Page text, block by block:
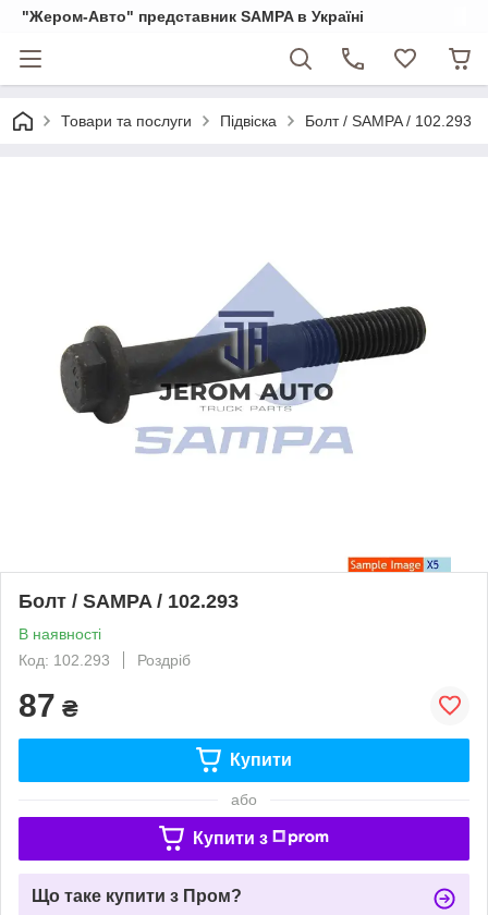
"Жером-Авто" представник SAMPA в Україні
Товари та послуги Підвіска Болт / SAMPA / 102.293
Болт / SAMPA / 102.293
В наявності
Код: 102.293
Роздріб
87 ₴
Купити
або
Купити з
Що таке купити з Пром?